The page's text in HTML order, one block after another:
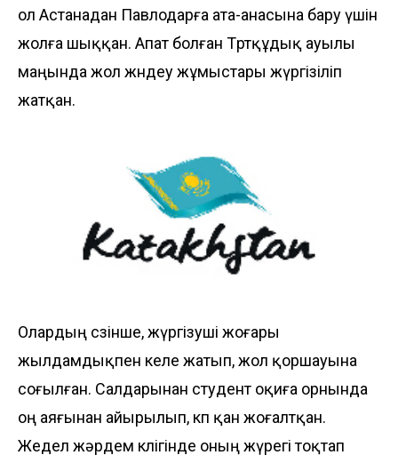
ол Астанадан Павлодарға ата-анасына бару үшін
жолға шыққан. Апат болған Төртқұдық ауылы
маңында жол жөндеу жұмыстары жүргізіліп
жатқан.
Олардың сөзінше, жүргізуші жоғары
жылдамдықпен келе жатып, жол қоршауына
соғылған. Салдарынан студент оқиға орнында
оң аяғынан айырылып, көп қан жоғалтқан.
Жедел жәрдем көлігінде оның жүрегі тоқтап